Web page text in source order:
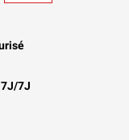
7J